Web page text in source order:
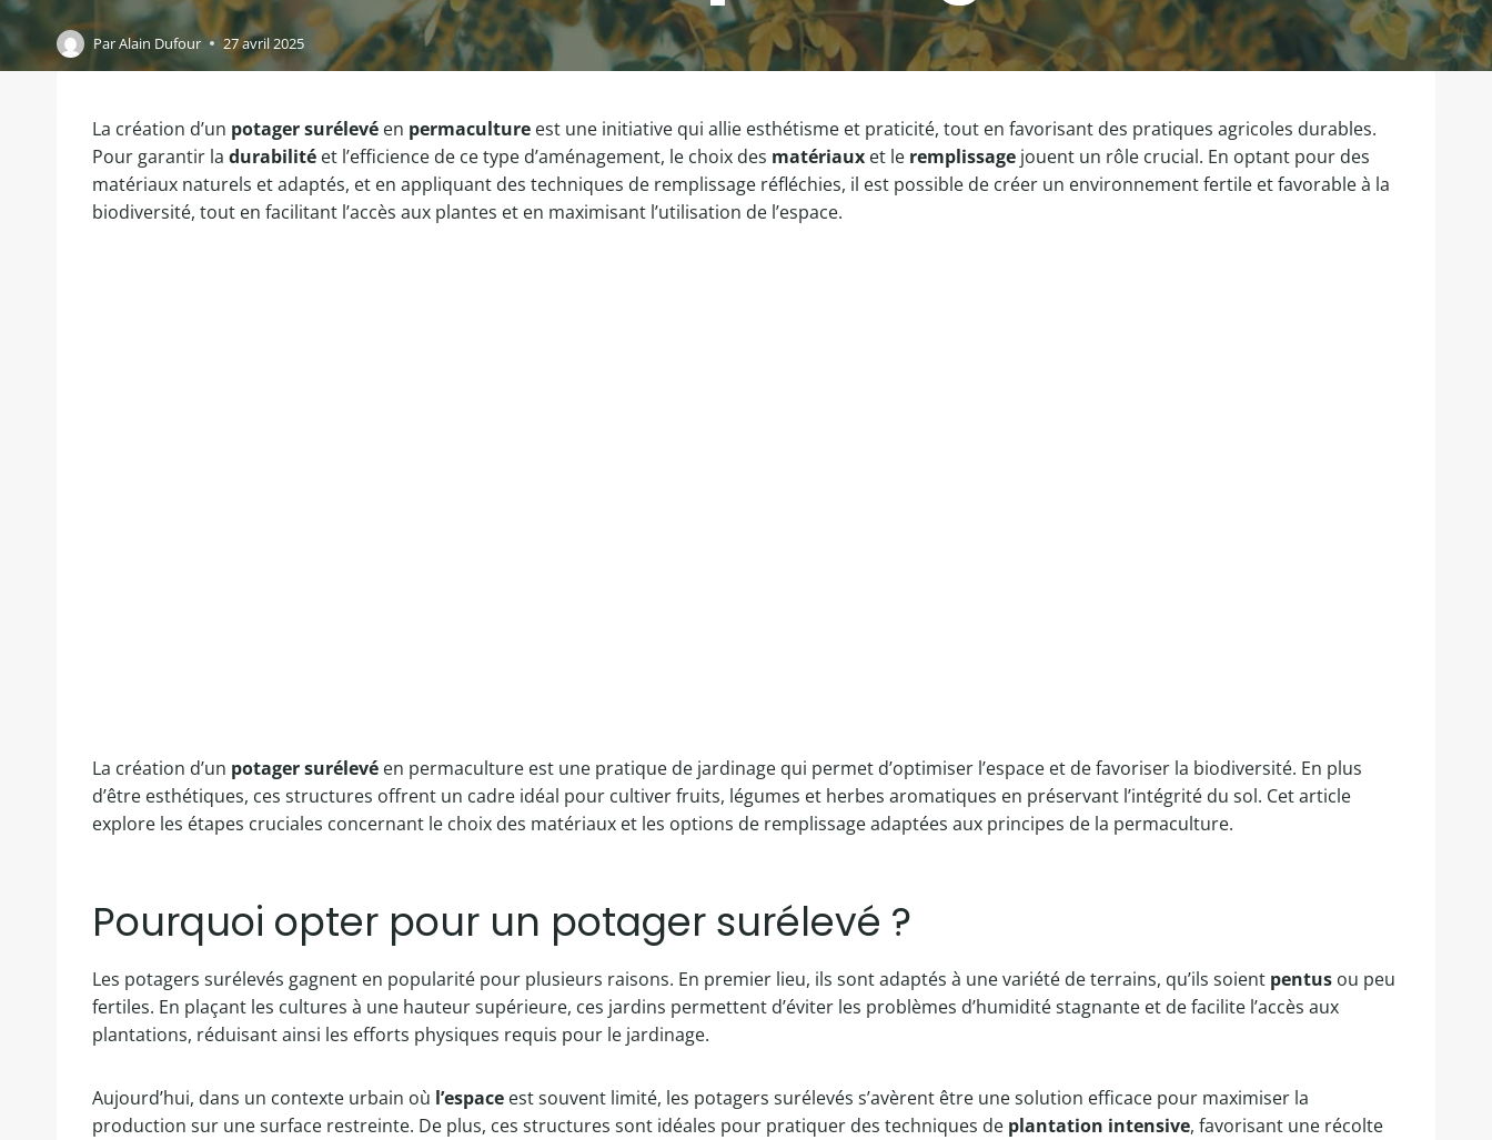
ParAlain Dufour 27 avril 2025
La création d’un potager surélevé en permaculture est une initiative qui allie esthétisme et praticité, tout en favorisant des pratiques agricoles durables.
Pour garantir la durabilité et l’efficience de ce type d’aménagement, le choix des matériaux et le remplissage jouent un rôle crucial. En optant pour des
matériaux naturels et adaptés, et en appliquant des techniques de remplissage réfléchies, il est possible de créer un environnement fertile et favorable à la
biodiversité, tout en facilitant l’accès aux plantes et en maximisant l’utilisation de l’espace.
La création d’un potager surélevé en permaculture est une pratique de jardinage qui permet d’optimiser l’espace et de favoriser la biodiversité. En plus
d’être esthétiques, ces structures offrent un cadre idéal pour cultiver fruits, légumes et herbes aromatiques en préservant l’intégrité du sol. Cet article
explore les étapes cruciales concernant le choix des matériaux et les options de remplissage adaptées aux principes de la permaculture.
Pourquoi opter pour un potager surélevé ?
Les potagers surélevés gagnent en popularité pour plusieurs raisons. En premier lieu, ils sont adaptés à une variété de terrains, qu’ils soient pentus ou peu
fertiles. En plaçant les cultures à une hauteur supérieure, ces jardins permettent d’éviter les problèmes d’humidité stagnante et de facilite l’accès aux
plantations, réduisant ainsi les efforts physiques requis pour le jardinage.
Aujourd’hui, dans un contexte urbain où l’espace est souvent limité, les potagers surélevés s’avèrent être une solution efficace pour maximiser la
production sur une surface restreinte. De plus, ces structures sont idéales pour pratiquer des techniques de plantation intensive, favorisant une récolte